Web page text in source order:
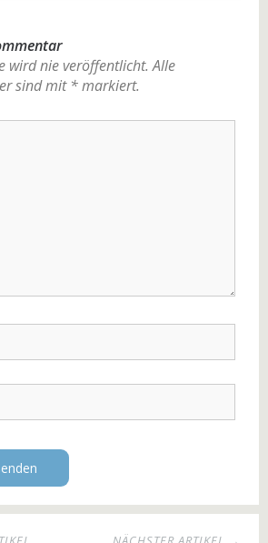
wird nie veröffentlicht. Alle
sind mit *markiert.